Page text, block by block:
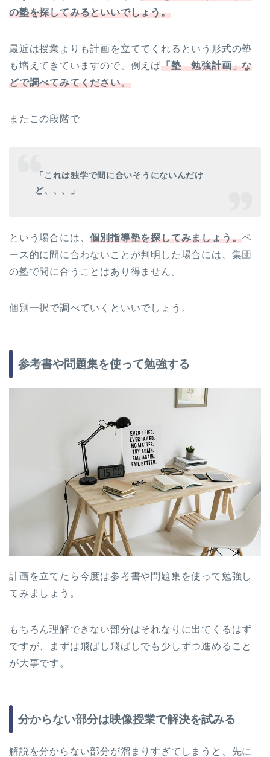
の塾を探してみるといいでしょう。
最近は授業よりも計画を立ててくれるという形式の塾
も増えてきていますので、例えば「塾 勉強計画」な
どで調べてみてください。
またこの段階で
「これは独学で間に合いそうにないんだけ
ど、、、」
という場合には、個別指導塾を探してみましょう。ペ
ース的に間に合わないことが判明した場合には、集団
の塾で間に合うことはあり得ません。
個別一択で調べていくといいでしょう。
参考書や問題集を使って勉強する
計画を立てたら今度は参考書や問題集を使って勉強し
てみましょう。
もちろん理解できない部分はそれなりに出てくるはず
ですが、まずは飛ばし飛ばしでも少しずつ進めること
が大事です。
分からない部分は映像授業で解決を試みる
解説を分からない部分が溜まりすぎてしまうと、先に